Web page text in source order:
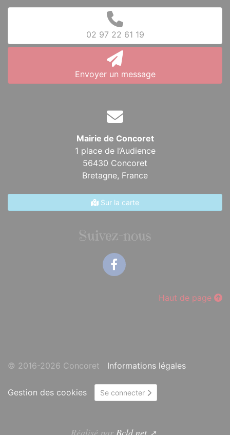
02 97 22 61 19
Envoyer un message
Mairie de Concoret
1 place de l’Audience
56430 Concoret
Bretagne, France
Sur la carte
Suivez-nous
Haut de page
© 2016-2026 Concoret Informations légales
Gestion des cookies Se connecter
Réalisé par Bcld.net